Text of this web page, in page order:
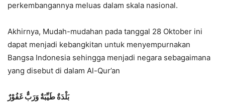
perkembangannya meluas dalam skala nasional.
Akhirnya, Mudah-mudahan pada tanggal 28 Oktober ini
dapat menjadi kebangkitan untuk menyempurnakan
Bangsa Indonesia sehingga menjadi negara sebagaimana
yang disebut di dalam Al-Qur’an
بَلْدَةٌ طَيِّبَةٌ وَرَبٌّ غَفُوْرٌ